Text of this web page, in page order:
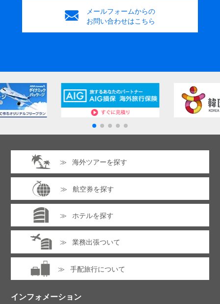
メールフォームからの
お問い合わせはこちら
海外ツアーを探す
航空券を探す
ホテルを探す
業務出張ついて
手配旅行について
インフォメーション